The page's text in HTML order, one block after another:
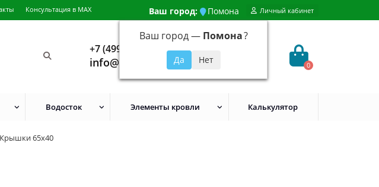
Консультация в MAX Ваш город: Помона
Ваш город — Помона?
Личный кабинет
+7 (499) 648-92-94
info@evroshtaketnikmoskva.ru 0
Водосток Элементы кровли Калькулятор
Крышки 65х40